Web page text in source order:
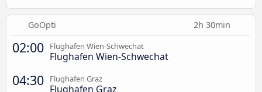
GoOpti 2h 30min
02:00 Flughafen Wien-Schwechat
Flughafen Wien-Schwechat
04:30 Flughafen Graz
Flughafen Graz